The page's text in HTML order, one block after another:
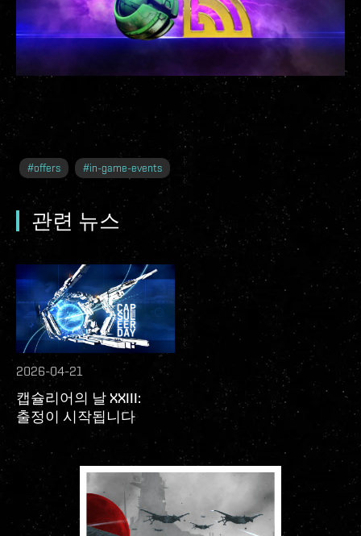
#offers #in-game-events
관련 뉴스
2026-04-21
캡슐리어의 날 XXIII:
출정이 시작됩니다